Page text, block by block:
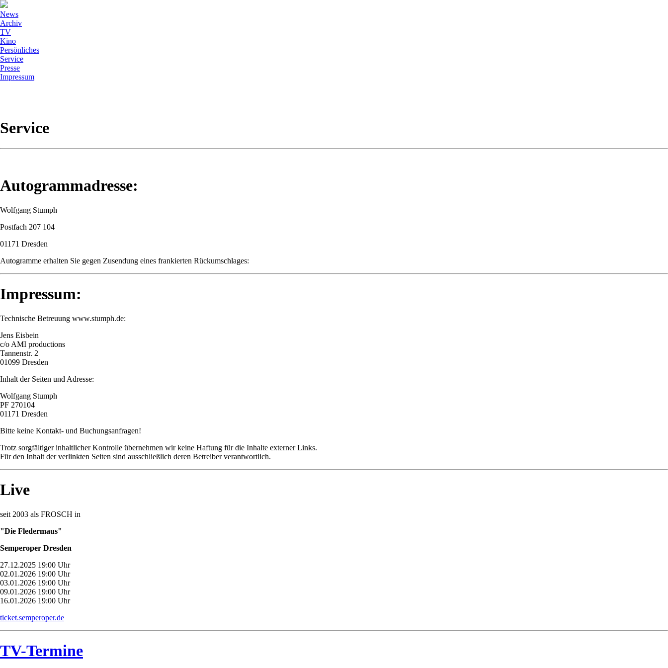
News
Archiv
TV
Kino
Persönliches
Service
Presse
Impressum
Service
Autogrammadresse:
Wolfgang Stumph
Postfach 207 104
01171 Dresden
Autogramme erhalten Sie gegen Zusendung eines frankierten Rückumschlages:
Impressum:
Technische Betreuung www.stumph.de:
Jens Eisbein
c/o AMI productions
Tannenstr. 2
01099 Dresden
Inhalt der Seiten und Adresse:
Wolfgang Stumph
PF 270104
01171 Dresden
Bitte keine Kontakt- und Buchungsanfragen!
Trotz sorgfältiger inhaltlicher Kontrolle übernehmen wir keine Haftung für die Inhalte externer Links.
Für den Inhalt der verlinkten Seiten sind ausschließlich deren Betreiber verantwortlich.
Live
seit 2003 als FROSCH in
"Die Fledermaus"
Semperoper Dresden
27.12.2025 19:00 Uhr
02.01.2026 19:00 Uhr
03.01.2026 19:00 Uhr
09.01.2026 19:00 Uhr
16.01.2026 19:00 Uhr
ticket.semperoper.de
TV-Termine